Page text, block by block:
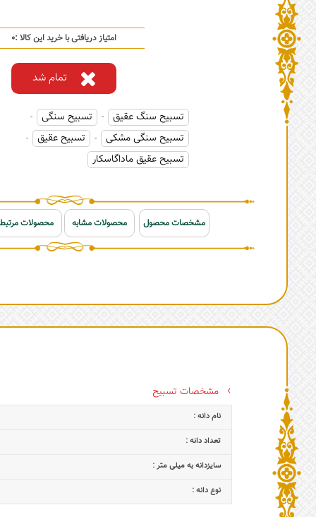
امتیاز دریافتی با خرید این کالا :0
تمام شد
تسبیح سنگ عقیق - تسبیح سنگی -
تسبیح سنگی مشکی - تسبیح عقیق -
تسبیح عقیق ماداگاسکار
مشخصات محصول محصولات مشابه محصولات مرتبط
مشخصات تسبیح
نام دانه :
تعداد دانه :
سایزدانه به میلی متر :
نوع دانه :